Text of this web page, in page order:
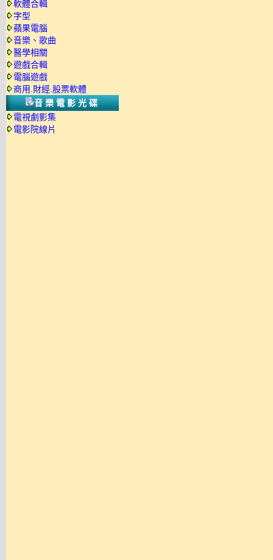
軟體合輯
字型
蘋果電腦
音樂、歌曲
醫學相關
遊戲合輯
電腦遊戲
商用.財經.股票軟體
音樂電影光碟
電視劇影集
電影院線片